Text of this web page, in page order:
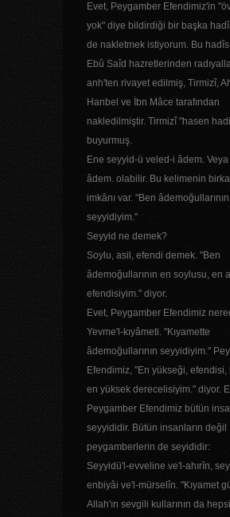
Evet, Peygamber Efendimiz'in
yok" diye bildirdiği bir başka
de nakletmek istiyorum. Bu
Ebû Saîd hazretlerinden
anh'ten rivayet edilmiş, Tirmizî,
Hanbel ve İbn Mâce tarafından
nakledilmiştir. Tirmizî "hasen
buyurmuş.
Ene seyyid-ü veled-i âdem.
âdem. olabilir. Bu kelimenin
imkânı var. "Ben âdemoğullarının
seyyidiyim."
Seyyid ne demek?
Soylu, asil, efendi demek. "Ben
âdemoğullarının en soylusu, en
efendisiyim." diyor.
Evet, Peygamber Efendimiz
Yevme'l-kıyâmeti. "Kıyamette
âdemoğullarının seyyidiyim."
Efendimiz, "En yükseği, efendisi,
en yüksek derecelisiyim." diyor.
Peygamber Efendimiz bütün
seyyididir. Bütün insanların değil
peygamberlerin de seyididir:
Seyyidü'l-evveline ve'l-ahırîn,
enbiyâi ve'l-mürselîn. "Kıyamet
Allah'ın sevgili kullarının da